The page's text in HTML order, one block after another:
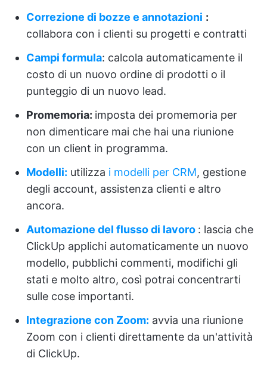
Correzione di bozze e annotazioni :
collabora con i clienti su progetti e contratti
Campi formula: calcola automaticamente il
costo di un nuovo ordine di prodotti o il
punteggio di un nuovo lead.
Promemoria: imposta dei promemoria per
non dimenticare mai che hai una riunione
con un client in programma.
Modelli: utilizza i modelli per CRM, gestione
degli account, assistenza clienti e altro
ancora.
Automazione del flusso di lavoro : lascia che
ClickUp applichi automaticamente un nuovo
modello, pubblichi commenti, modifichi gli
stati e molto altro, così potrai concentrarti
sulle cose importanti.
Integrazione con Zoom: avvia una riunione
Zoom con i clienti direttamente da un'attività
di ClickUp.